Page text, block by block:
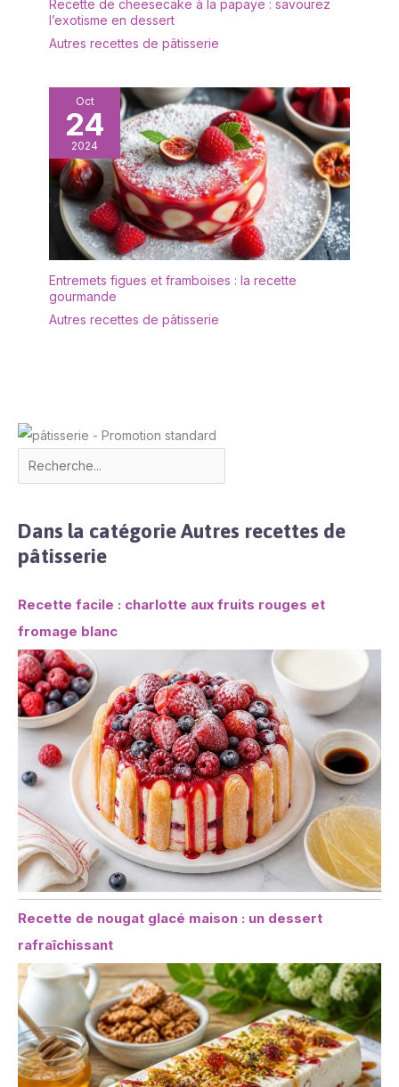
Recette de cheesecake à la papaye : savourez
l’exotisme en dessert
Autres recettes de pâtisserie
Oct
24
2024
Entremets figues et framboises : la recette
gourmande
Autres recettes de pâtisserie
Dans la catégorie Autres recettes de
pâtisserie
Recette facile : charlotte aux fruits rouges et
fromage blanc
Recette de nougat glacé maison : un dessert
rafraîchissant